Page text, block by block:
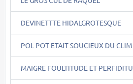
DEVINETTTE HIDALGROTESQUE
POL POT ETAIT SOUCIEUX DU CLIM
MAIGRE FOULTITUDE ET PERFIDITU